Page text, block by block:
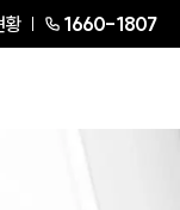
황 1660-1807